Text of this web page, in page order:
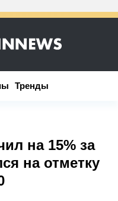
Тренды
Тренды
на 15% за
на отметку